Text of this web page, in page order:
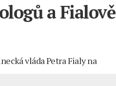
a Fialově
vláda Petra Fialy na